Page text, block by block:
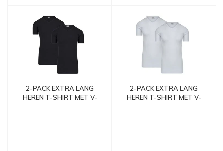
2-PACK EXTRA LANG
HEREN T-SHIRT MET V-
2-PACK EXTRA LANG
HEREN T-SHIRT MET V-